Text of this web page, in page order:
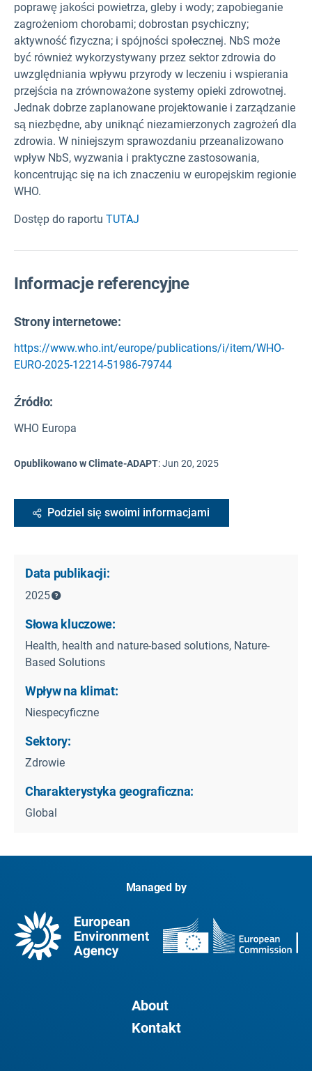
poprawę jakości powietrza, gleby i wody; zapobieganie
zagrożeniom chorobami; dobrostan psychiczny;
aktywność fizyczna; i spójności społecznej. NbS może
być również wykorzystywany przez sektor zdrowia do
uwzględniania wpływu przyrody w leczeniu i wspierania
przejścia na zrównoważone systemy opieki zdrowotnej.
Jednak dobrze zaplanowane projektowanie i zarządzanie
są niezbędne, aby uniknąć niezamierzonych zagrożeń dla
zdrowia. W niniejszym sprawozdaniu przeanalizowano
wpływ NbS, wyzwania i praktyczne zastosowania,
koncentrując się na ich znaczeniu w europejskim regionie
WHO.
Dostęp do raportu TUTAJ
Informacje referencyjne
Strony internetowe:
https://www.who.int/europe/publications/i/item/WHO-
EURO-2025-12214-51986-79744
Źródło:
WHO Europa
Opublikowano w Climate-ADAPT:Jun 20, 2025
Podziel się swoimi informacjami
Data publikacji:
2025
Słowa kluczowe:
Health, health and nature-based solutions, Nature-
Based Solutions
Wpływ na klimat:
Niespecyficzne
Sektory:
Zdrowie
Charakterystyka geograficzna:
Global
Managed by
About
Kontakt